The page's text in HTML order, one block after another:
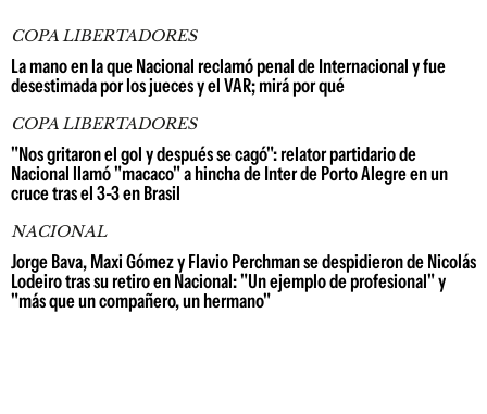
COPA LIBERTADORES
La mano en la que Nacional reclamó penal de Internacional y fue
desestimada por los jueces y el VAR; mirá por qué
COPA LIBERTADORES
"Nos gritaron el gol y después se cagó": relator partidario de
Nacional llamó "macaco" a hincha de Inter de Porto Alegre en un
cruce tras el 3-3 en Brasil
NACIONAL
Jorge Bava, Maxi Gómez y Flavio Perchman se despidieron de Nicolás
Lodeiro tras su retiro en Nacional: "Un ejemplo de profesional" y
"más que un compañero, un hermano"